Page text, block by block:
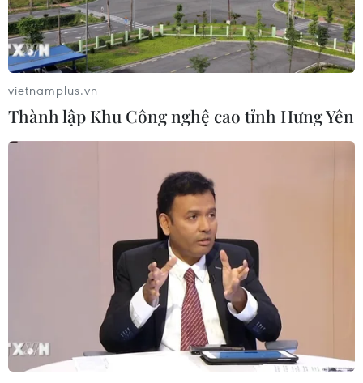
TIN CÙNG CHUYÊN MỤC
Cơ cấu lại vốn nhà nước tại doanh
nghiệp gắn với mục tiêu tăng trưởng
Bộ Tài chính: Thống nhất bốn
Chương trình mục tiêu quốc gia
vietnamplus.vn
Thành lập Khu Công nghệ cao tỉnh Hưng Yên